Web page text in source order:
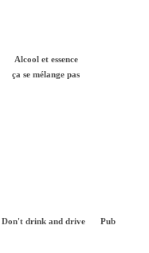
Alcool et essence
ça se mélange pas
Don't drink and drive Pub